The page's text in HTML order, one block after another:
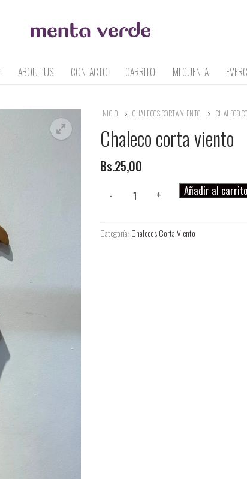
ABOUT US CONTACTO CARRITO MI CUENTA
INICIO CHALECOS CORTA VIENTO CHALECO
Chaleco corta viento
Bs.25,00
cantidad
- + Añadir al carrito
Categoría: Chalecos Corta Viento